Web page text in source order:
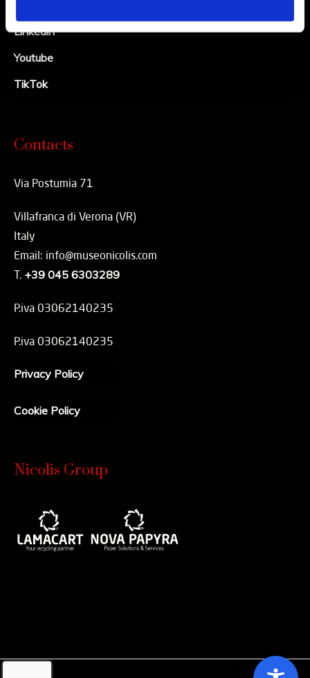
Linkedin
Youtube
TikTok
Contacts
Via Postumia 71
Villafranca di Verona (VR)
Italy
Email: info@museonicolis.com
T. +39 045 6303289
P.iva 03062140235
P.iva 03062140235
Privacy Policy
Cookie Policy
Nicolis Group